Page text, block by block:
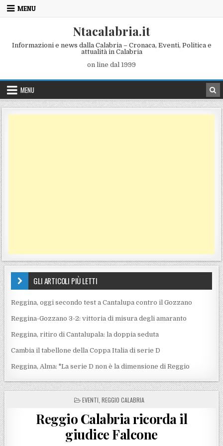
Skip to content
MENU
Ntacalabria.it
Informazioni e news dalla Calabria – Cronaca, Eventi, Politica e
attualità in Calabria
on line dal 1999
MENU
GLI ARTICOLI PIÙ LETTI
Reggina, oggi secondo test a Cantalupa contro il Gozzano
Reggina-Gozzano 3-2: vittoria di misura degli amaranto
Reggina, ritiro di Cantalupala: la doppia seduta
Cambia il tabellone della Coppa Italia di serie D
Reggina, Alma: "La serie D non è la dimensione di Reggio
POSTED IN
EVENTI REGGIO CALABRIA
Reggio Calabria ricorda il
giudice Falcone